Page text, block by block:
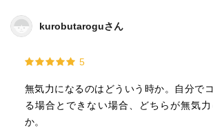
kurobutaroguさん
5
無気力になるのはどういう時か。自分で
る場合とできない場合、どちらが無気
か。